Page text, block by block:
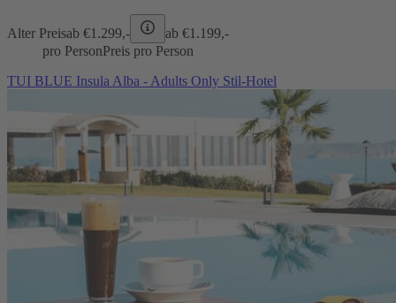
Alter Preisab €1.299,- ab €1.199,-
pro PersonPreis pro Person
TUI BLUE Insula Alba - Adults Only Stil-Hotel